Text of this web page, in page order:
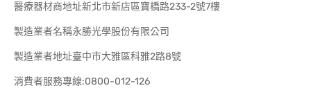
醫療器材商地址新北市新店區寶橋路233-2號7樓
製造業者名稱永勝光學股份有限公司
製造業者地址臺中市大雅區科雅2路8號
消費者服務專線:0800-012-126